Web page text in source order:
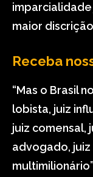
maior
Receba
“Mas o Brasil
lobista, juiz
juiz comensal,
advogado,